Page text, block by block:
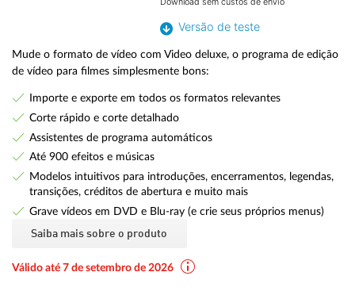
Versão de teste
Mude o formato de vídeo com Video deluxe, o programa de edição
de vídeo para filmes simplesmente bons:
Importe e exporte em todos os formatos relevantes
Corte rápido e corte detalhado
Assistentes de programa automáticos
Até 900 efeitos e músicas
Modelos intuitivos para introduções, encerramentos, legendas,
transições, créditos de abertura e muito mais
Grave vídeos em DVD e Blu-ray (e crie seus próprios menus)
Saiba mais sobre o produto
Válido até 7 de setembro de 2026